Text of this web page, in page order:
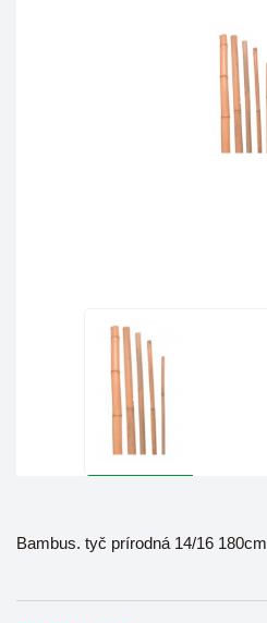
Bambus. tyč prírodná 14/16 180cm